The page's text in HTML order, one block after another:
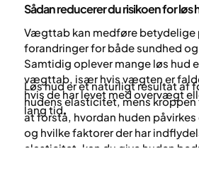
Sådan reducerer du risikoen for
Vægttab kan medføre betydelige
forandringer for både sundhed
Samtidig oplever mange løs hud
vægttab, især hvis vægten er
hvis de har levet med overvægt
lang tid.
Løs hud er et naturligt resultat af
hudens elasticitet, mens kroppen
at forstå, hvordan huden
og hvilke faktorer der har
elasticitet, kan du give huden